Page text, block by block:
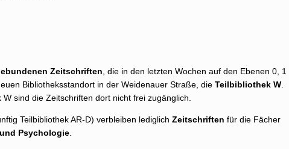
Zeitschriften, die in den letzten Wochen auf den Ebenen 0, 1
Bibliotheksstandort in der Weidenauer Straße, die Teilbibliothek W.
sind die Zeitschriften dort nicht frei zugänglich.
Teilbibliothek AR-D) verbleiben lediglich Zeitschriften für die Fächer
Psychologie.